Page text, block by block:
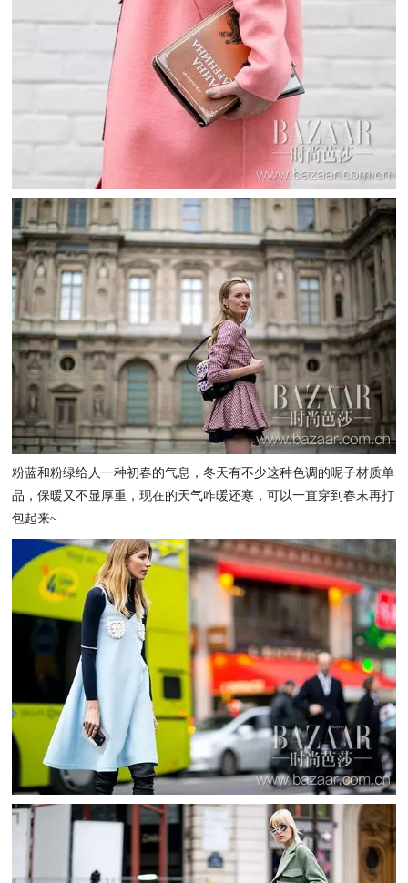
粉蓝和粉绿给人一种初春的气息，冬天有不少这种色调的呢子材质单
品，保暖又不显厚重，现在的天气咋暖还寒，可以一直穿到春末再打
包起来~